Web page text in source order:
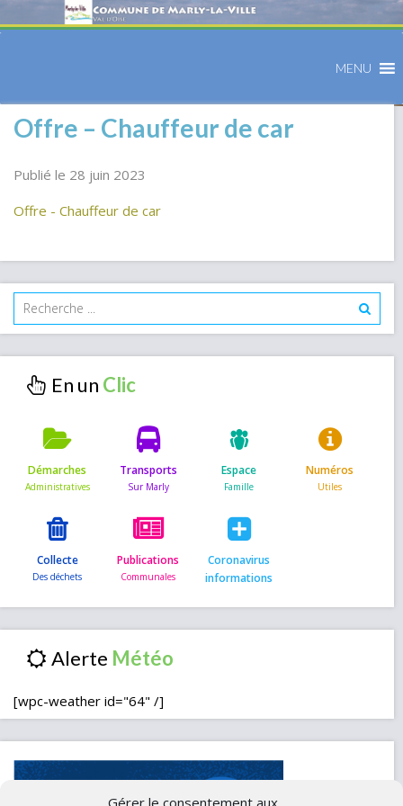
Gérer le consentement aux
MENU
Offre – Chauffeur de car
Publié le 28 juin 2023
Offre - Chauffeur de car
En un
Démarches Transports Espace Numéros
Collecte Publications
Coronavirus
informations
Alerte
[wpc-weather id="64" /]